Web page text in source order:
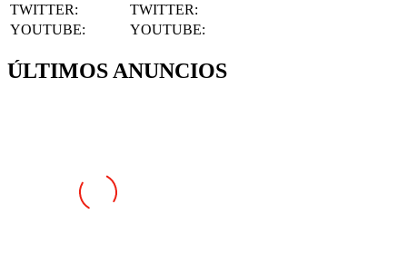
TWITTER:
TWITTER:
YOUTUBE: YOUTUBE:
ÚLTIMOS ANUNCIOS